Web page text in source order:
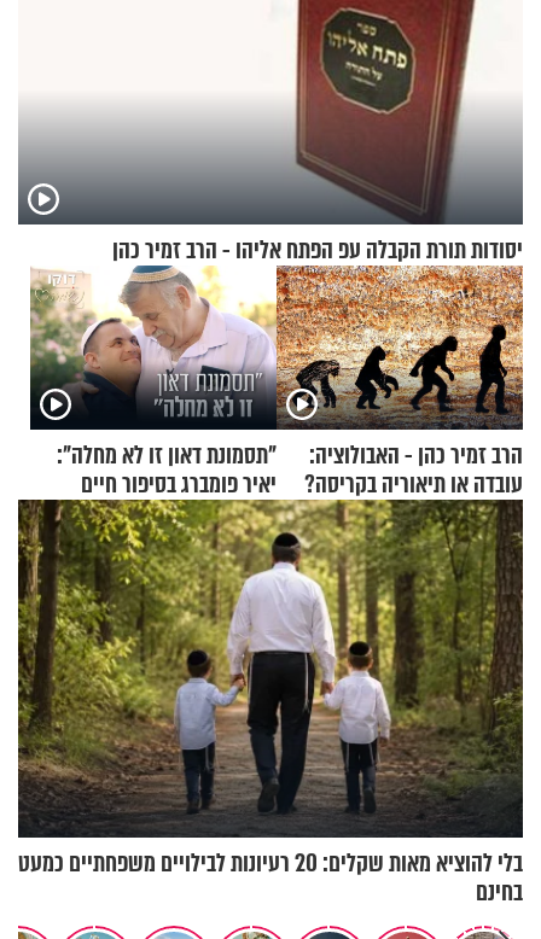
יסודות תורת הקבלה עפ הפתח אליהו - הרב זמיר כהן
הרב זמיר כהן - האבולוציה:
עובדה או תיאוריה בקריסה?
"תסמונת דאון זו לא מחלה":
יאיר פומברג בסיפור חיים
מעורר השראה
בלי להוציא מאות שקלים: 20 רעיונות לבילויים משפחתיים כמעט
בחינם